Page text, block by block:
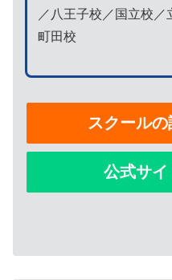
／八王子校／国立校
町田校
スクール
公式サ